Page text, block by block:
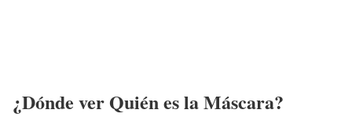
¿Dónde ver Quién es la Máscara?